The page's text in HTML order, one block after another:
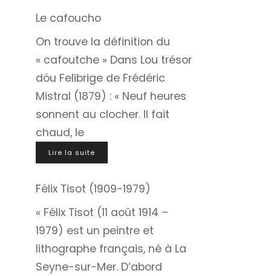
Le cafoucho
On trouve la définition du
« cafoutche » Dans Lou trésor
dóu Felibrige de Frédéric
Mistral (1879) : « Neuf heures
sonnent au clocher. Il fait
chaud, le
Lire la suite
Félix Tisot (1909-1979)
« Félix Tisot (11 août 1914 –
1979) est un peintre et
lithographe français, né à La
Seyne-sur-Mer. D’abord